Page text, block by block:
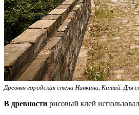
Древняя городская стена Нанкина, Китай. Для
В древности рисовый клей